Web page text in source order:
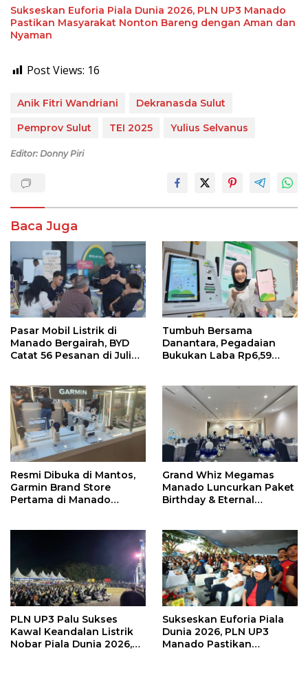
Sukseskan Euforia Piala Dunia 2026, PLN UP3 Manado
Pastikan Masyarakat Nonton Bareng dengan Aman dan
Nyaman
Post Views: 16
Anik Fitri Wandriani
Dekranasda Sulut
Pemprov Sulut
TEI 2025 Yulius Selvanus
Editor: Donny Piri
Baca Juga
Pasar Mobil Listrik di
Manado Bergairah, BYD
Catat 56 Pesanan di Juli
Tumbuh Bersama
Danantara, Pegadaian
Bukukan Laba Rp6,59
Resmi Dibuka di Mantos,
Garmin Brand Store
Pertama di Manado
Grand Whiz Megamas
Manado Luncurkan Paket
Birthday & Eternal
PLN UP3 Palu Sukses
Kawal Keandalan Listrik
Nobar Piala Dunia 2026,
Sukseskan Euforia Piala
Dunia 2026, PLN UP3
Manado Pastikan